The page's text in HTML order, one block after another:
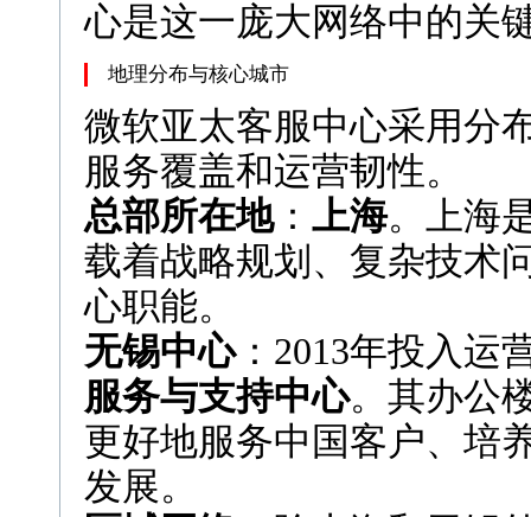
心是这一庞大网络中的关
地理分布与核心城市
微软亚太客服中心采用分
服务覆盖和运营韧性。
总部所在地： 上海。上海
载着战略规划、复杂技术
心职能。
无锡中心：2013年投入运
服务与支持中心。其办公
更好地服务中国客户、培
发展。